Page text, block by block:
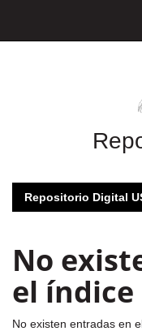
Repositorio Digital
No
el índice
No existen entradas en